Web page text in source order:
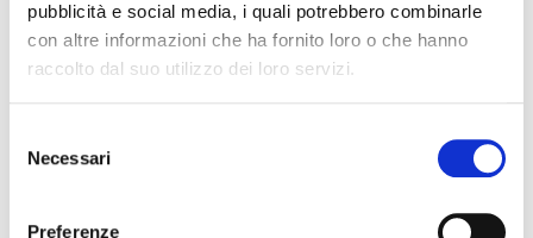
pubblicità e social media, i quali potrebbero combinarle
con altre informazioni che ha fornito loro o che hanno
raccolto dal suo utilizzo dei loro servizi.
delNecessari
Preferenze